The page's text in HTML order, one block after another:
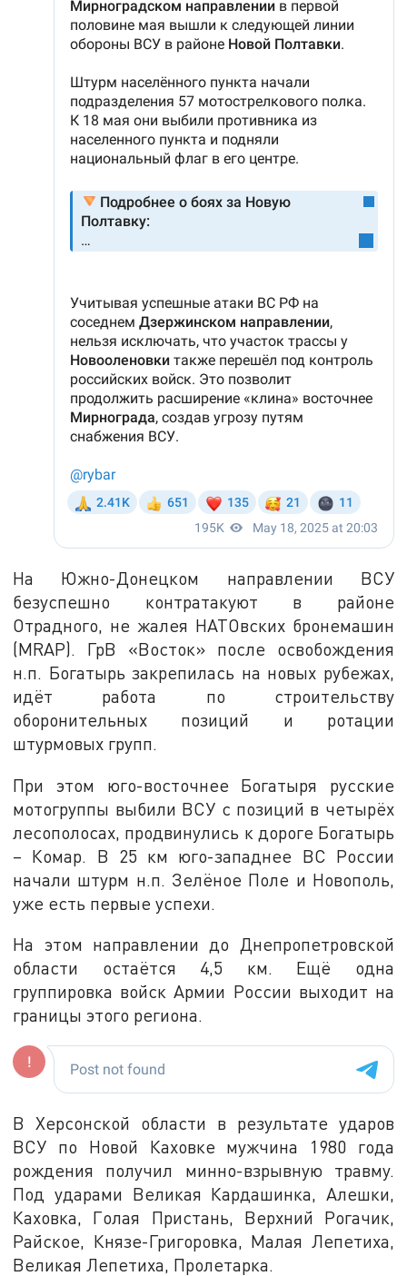
На Южно-Донецком направлении ВСУ
безуспешно контратакуют в районе
Отрадного, не жалея НАТОвских бронемашин
(MRAP). ГрВ «Восток» после освобождения
н.п. Богатырь закрепилась на новых рубежах,
идёт работа по строительству
оборонительных позиций и ротации
штурмовых групп.
При этом юго-восточнее Богатыря русские
мотогруппы выбили ВСУ с позиций в четырёх
лесополосах, продвинулись к дороге Богатырь
– Комар. В 25 км юго-западнее ВС России
начали штурм н.п. Зелёное Поле и Новополь,
уже есть первые успехи.
На этом направлении до Днепропетровской
области остаётся 4,5 км. Ещё одна
группировка войск Армии России выходит на
границы этого региона.
В Херсонской области в результате ударов
ВСУ по Новой Каховке мужчина 1980 года
рождения получил минно-взрывную травму.
Под ударами Великая Кардашинка, Алешки,
Каховка, Голая Пристань, Верхний Рогачик,
Райское, Князе-Григоровка, Малая Лепетиха,
Великая Лепетиха, Пролетарка.